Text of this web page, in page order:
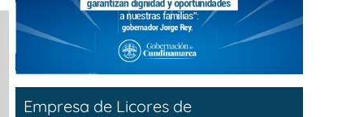
Empresa de Licores de